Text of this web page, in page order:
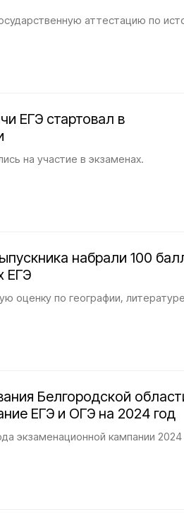
аттестацию по
ЕГЭ стартовал в
на участие в экзаменах.
набрали 100
ЕГЭ
оценку по географии,
Белгородской
ЕГЭ и ОГЭ на 2024 год
экзаменационной кампании 2024